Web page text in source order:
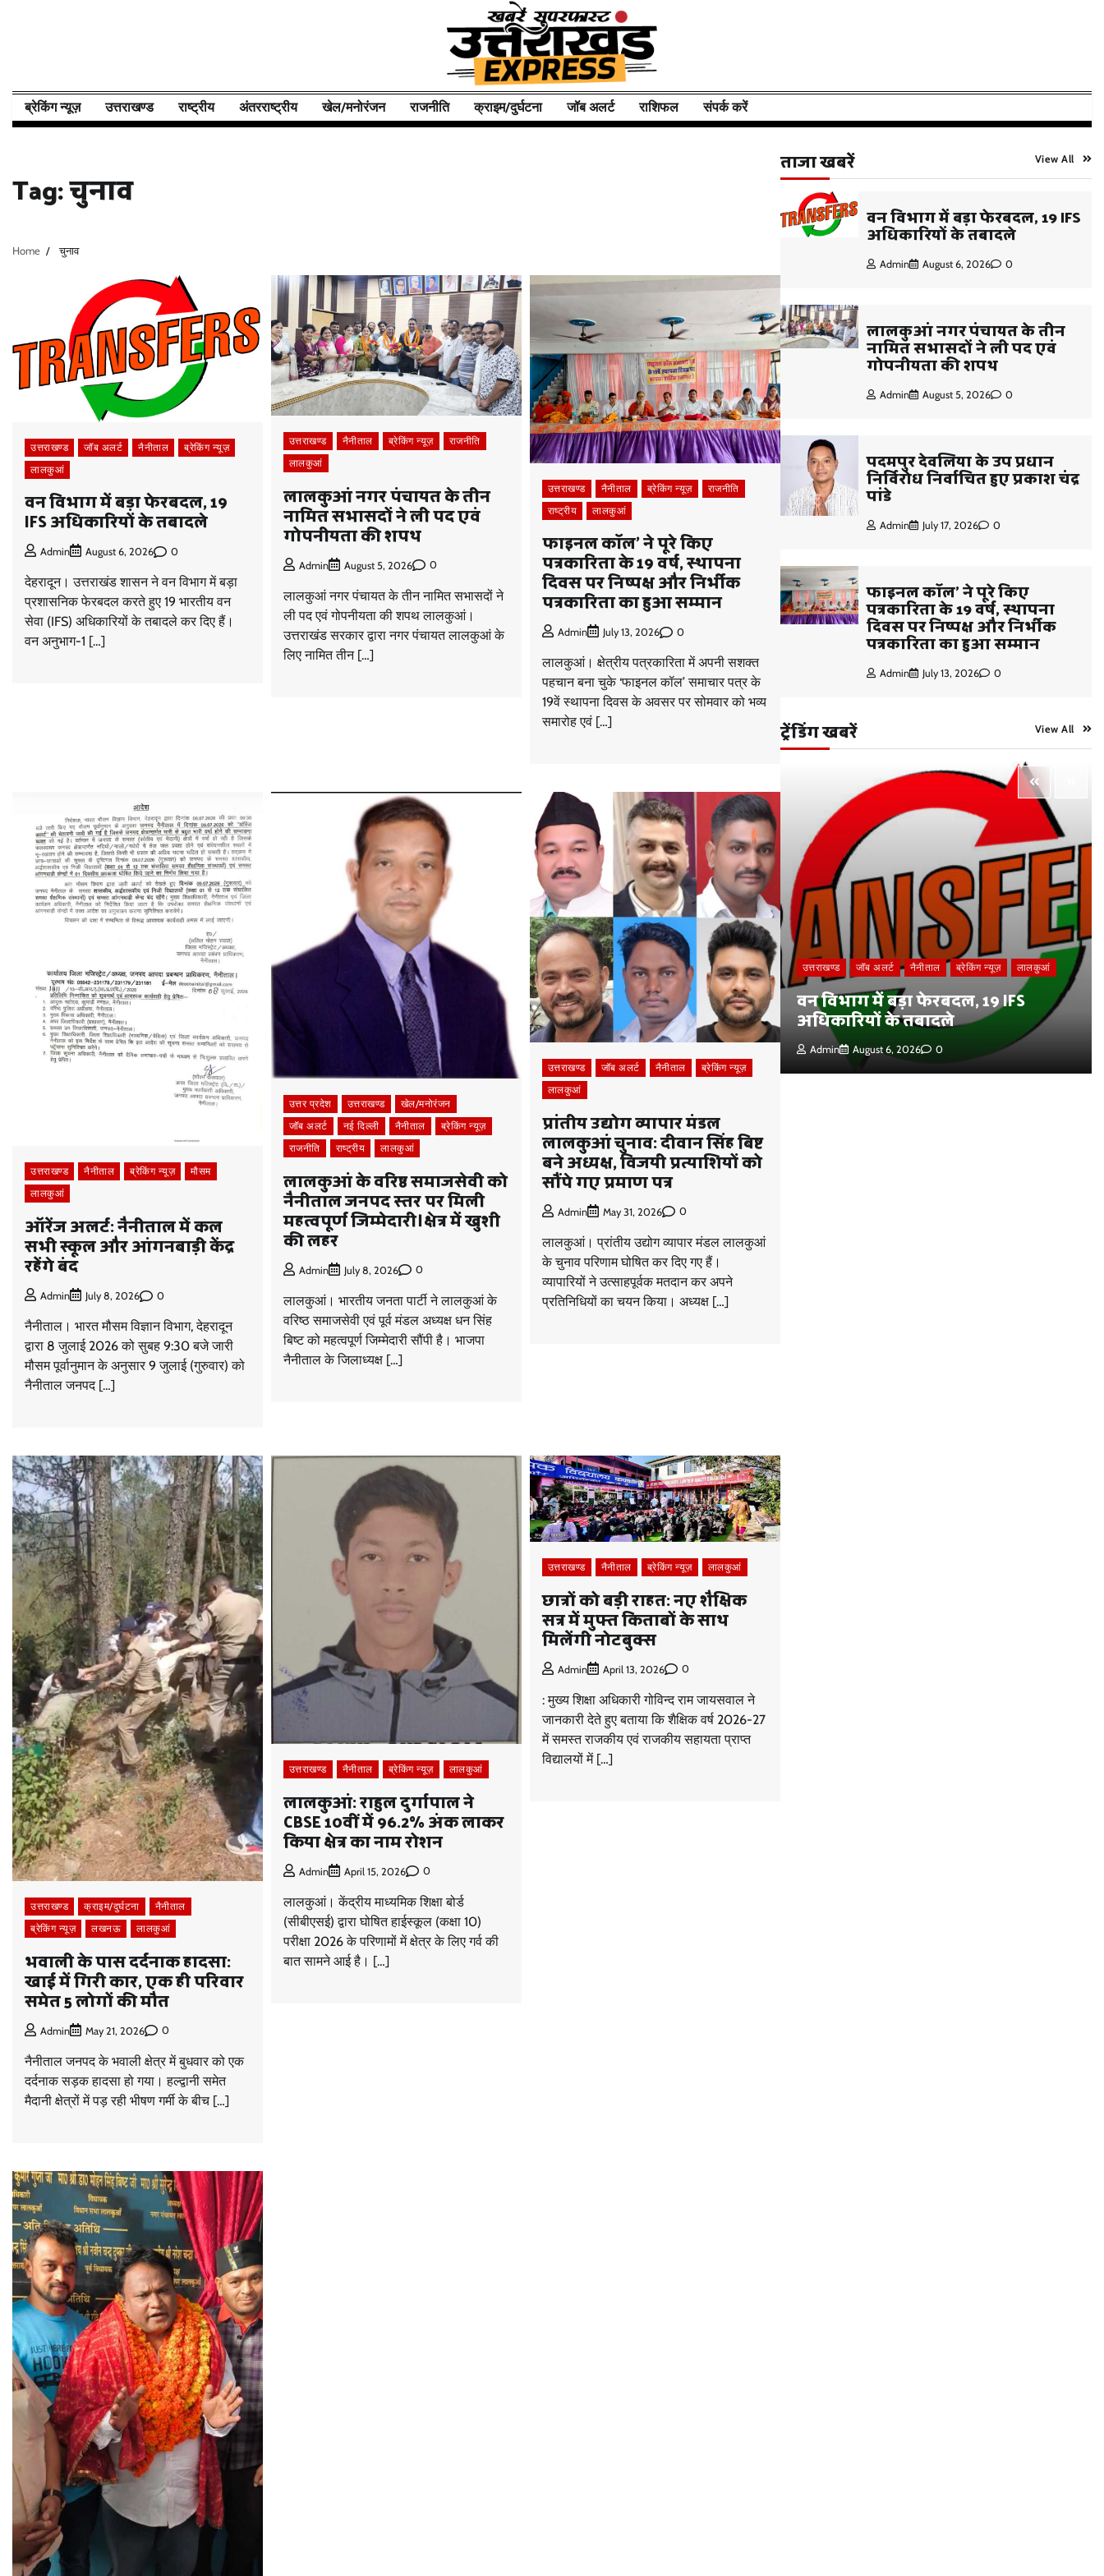
ब्रेकिंग न्यूज़ उत्तराखण्ड राष्ट्रीय अंतरराष्ट्रीय खेल/मनोरंजन राजनीति क्राइम/दुर्घटना जॉब अलर्ट राशिफल संपर्क करें
Tag:चुनाव
Home चुनाव
उत्तराखण्ड जॉब अलर्ट नैनीताल
ब्रेकिंग न्यूज़
लालकुआं
वन विभाग में बड़ा फेरबदल, 19
IFS अधिकारियों के तबादले
Admin August 6, 2026 0
देहरादून। उत्तराखंड शासन ने वन विभाग में बड़ा
प्रशासनिक फेरबदल करते हुए 19 भारतीय वन
सेवा (IFS) अधिकारियों के तबादले कर दिए हैं।
वन अनुभाग-1 […]
उत्तराखण्ड नैनीताल ब्रेकिंग न्यूज़
राजनीति
लालकुआं
लालकुआं नगर पंचायत के तीन
नामित सभासदों ने ली पद एवं
गोपनीयता की शपथ
Admin August 5, 2026 0
लालकुआं नगर पंचायत के तीन नामित सभासदों ने
ली पद एवं गोपनीयता की शपथ लालकुआं।
उत्तराखंड सरकार द्वारा नगर पंचायत लालकुआं के
लिए नामित तीन […]
उत्तराखण्ड नैनीताल ब्रेकिंग न्यूज़
राजनीति
राष्ट्रीय
लालकुआं
फाइनल कॉल’ ने पूरे किए
पत्रकारिता के 19 वर्ष, स्थापना
दिवस पर निष्पक्ष और निर्भीक
पत्रकारिता का हुआ सम्मान
Admin July 13, 2026 0
लालकुआं। क्षेत्रीय पत्रकारिता में अपनी सशक्त
पहचान बना चुके ‘फाइनल कॉल’ समाचार पत्र के
19वें स्थापना दिवस के अवसर पर सोमवार को भव्य
समारोह एवं […]
उत्तराखण्ड नैनीताल ब्रेकिंग न्यूज़
मौसम
लालकुआं
ऑरेंज अलर्ट: नैनीताल में कल
सभी स्कूल और आंगनबाड़ी केंद्र
रहेंगे बंद
Admin July 8, 2026 0
नैनीताल। भारत मौसम विज्ञान विभाग, देहरादून
द्वारा 8 जुलाई 2026 को सुबह 9:30 बजे जारी
मौसम पूर्वानुमान के अनुसार 9 जुलाई (गुरुवार) को
नैनीताल जनपद […]
उत्तर प्रदेश उत्तराखण्ड
खेल/मनोरंजन
जॉब अलर्ट
नई दिल्ली नैनीताल
ब्रेकिंग न्यूज़
राजनीति
राष्ट्रीय लालकुआं
लालकुआं के वरिष्ठ समाजसेवी को
नैनीताल जनपद स्तर पर मिली
महत्वपूर्ण जिम्मेदारी।क्षेत्र में खुशी
की लहर
Admin July 8, 2026 0
लालकुआं। भारतीय जनता पार्टी ने लालकुआं के
वरिष्ठ समाजसेवी एवं पूर्व मंडल अध्यक्ष धन सिंह
बिष्ट को महत्वपूर्ण जिम्मेदारी सौंपी है। भाजपा
नैनीताल के जिलाध्यक्ष […]
उत्तराखण्ड जॉब अलर्ट नैनीताल
ब्रेकिंग न्यूज़
लालकुआं
प्रांतीय उद्योग व्यापार मंडल
लालकुआं चुनाव: दीवान सिंह बिष्ट
बने अध्यक्ष, विजयी प्रत्याशियों को
सौंपे गए प्रमाण पत्र
Admin May 31, 2026 0
लालकुआं। प्रांतीय उद्योग व्यापार मंडल लालकुआं
के चुनाव परिणाम घोषित कर दिए गए हैं।
व्यापारियों ने उत्साहपूर्वक मतदान कर अपने
प्रतिनिधियों का चयन किया। अध्यक्ष […]
उत्तराखण्ड क्राइम/दुर्घटना
नैनीताल
ब्रेकिंग न्यूज़
लखनऊ लालकुआं
भवाली के पास दर्दनाक हादसा:
खाई में गिरी कार, एक ही परिवार
समेत 5 लोगों की मौत
Admin May 21, 2026 0
नैनीताल जनपद के भवाली क्षेत्र में बुधवार को एक
दर्दनाक सड़क हादसा हो गया। हल्द्वानी समेत
मैदानी क्षेत्रों में पड़ रही भीषण गर्मी के बीच […]
उत्तराखण्ड नैनीताल ब्रेकिंग न्यूज़ लालकुआं
लालकुआं: राहुल दुर्गापाल ने
CBSE 10वीं में 96.2% अंक लाकर
किया क्षेत्र का नाम रोशन
Admin April 15, 2026 0
लालकुआं। केंद्रीय माध्यमिक शिक्षा बोर्ड
(सीबीएसई) द्वारा घोषित हाईस्कूल (कक्षा 10)
परीक्षा 2026 के परिणामों में क्षेत्र के लिए गर्व की
बात सामने आई है। […]
उत्तराखण्ड नैनीताल ब्रेकिंग न्यूज़ लालकुआं
छात्रों को बड़ी राहत: नए शैक्षिक
सत्र में मुफ्त किताबों के साथ
मिलेंगी नोटबुक्स
Admin April 13, 2026 0
: मुख्य शिक्षा अधिकारी गोविन्द राम जायसवाल ने
जानकारी देते हुए बताया कि शैक्षिक वर्ष 2026-27
में समस्त राजकीय एवं राजकीय सहायता प्राप्त
विद्यालयों में […]
ताजा खबरें View All
वन विभाग में बड़ा फेरबदल, 19 IFS
अधिकारियों के तबादले
Admin August 6, 2026 0
लालकुआं नगर पंचायत के तीन
नामित सभासदों ने ली पद एवं
गोपनीयता की शपथ
Admin August 5, 2026 0
पदमपुर देवलिया के उप प्रधान
निर्विरोध निर्वाचित हुए प्रकाश चंद्र
पांडे
Admin July 17, 2026 0
फाइनल कॉल’ ने पूरे किए
पत्रकारिता के 19 वर्ष, स्थापना
दिवस पर निष्पक्ष और निर्भीक
पत्रकारिता का हुआ सम्मान
Admin July 13, 2026 0
ट्रेंडिंग खबरें View All
उत्तराखण्ड नैनीताल ब्रेकिंग न्यूज़ मौसम लालकुआं
ऑरेंज अलर्ट: नैनीताल में कल सभी स्कूल
और आंगनबाड़ी केंद्र रहेंगे बंद
Admin
उत्तराखण्ड जॉब अलर्ट नैनीताल ब्रेकिंग न्यूज़ लालकुआं
वन विभाग में बड़ा फेरबदल, 19 IFS
अधिकारियों के तबादले
Admin August 6, 2026 0